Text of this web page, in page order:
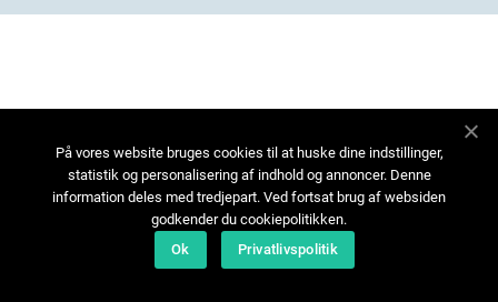
På vores website bruges cookies til at huske dine indstillinger,
statistik og personalisering af indhold og annoncer. Denne
information deles med tredjepart. Ved fortsat brug af websiden
godkender du cookiepolitikken.
Ok
Privatlivspolitik